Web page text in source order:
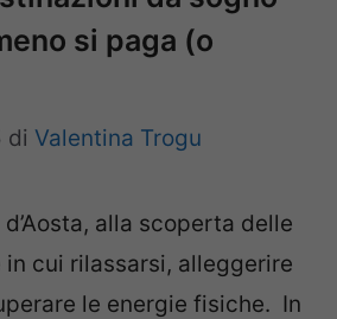
si paga (o
di Valentina Trogu
alla scoperta delle
cui rilassarsi, alleggerire
le energie fisiche. In